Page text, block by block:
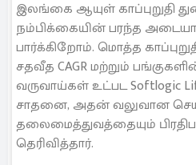
இலங்கை ஆயுள் காப்புறுதி
நம்பிக்கையின் பரந்த
பார்க்கிறோம். மொத்த
சதவீத CAGR மற்றும்
வருவாய்கள் உட்பட Softlogic
சாதனை, அதன் வலுவான
தலைமைத்துவத்தையும்
தெரிவித்தார்.